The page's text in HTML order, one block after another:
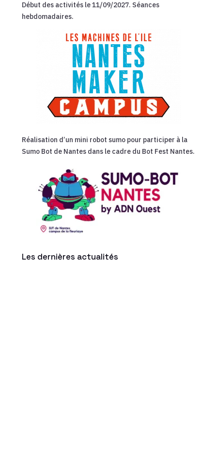
Début des activités le 11/09/2027. Séances
hebdomadaires.
Réalisation d’un mini robot sumo pour participer à la
Sumo Bot de Nantes dans le cadre du Bot Fest Nantes.
Les dernières actualités